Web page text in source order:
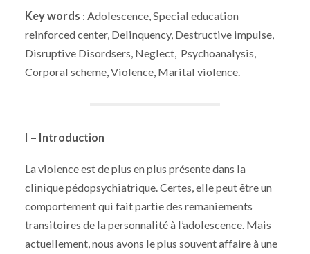
Key words : Adolescence, Special education
reinforced center, Delinquency, Destructive impulse,
Disruptive Disordsers, Neglect, Psychoanalysis,
Corporal scheme, Violence, Marital violence.
I – Introduction
La violence est de plus en plus présente dans la
clinique pédopsychiatrique. Certes, elle peut être un
comportement qui fait partie des remaniements
transitoires de la personnalité à l’adolescence. Mais
actuellement, nous avons le plus souvent affaire à une